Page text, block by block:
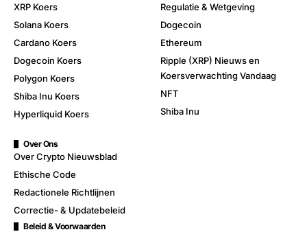
XRP Koers
Solana Koers
Cardano Koers
Dogecoin Koers
Polygon Koers
Shiba Inu Koers
Hyperliquid Koers
Regulatie & Wetgeving
Dogecoin
Ethereum
Ripple (XRP) Nieuws en
Koersverwachting Vandaag
NFT
Shiba Inu
Over Ons
Over Crypto Nieuwsblad
Ethische Code
Redactionele Richtlijnen
Correctie- & Updatebeleid
Beleid & Voorwaarden